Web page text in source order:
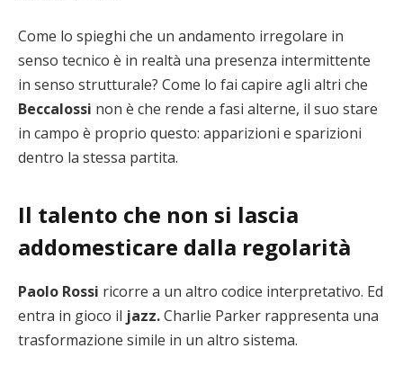
Come lo spieghi che un andamento irregolare in
senso tecnico è in realtà una presenza intermittente
in senso strutturale? Come lo fai capire agli altri che
Beccalossi non è che rende a fasi alterne, il suo stare
in campo è proprio questo: apparizioni e sparizioni
dentro la stessa partita.
Il talento che non si lascia
addomesticare dalla regolarità
Paolo Rossi ricorre a un altro codice interpretativo. Ed
entra in gioco il jazz.Charlie Parker rappresenta una
trasformazione simile in un altro sistema.